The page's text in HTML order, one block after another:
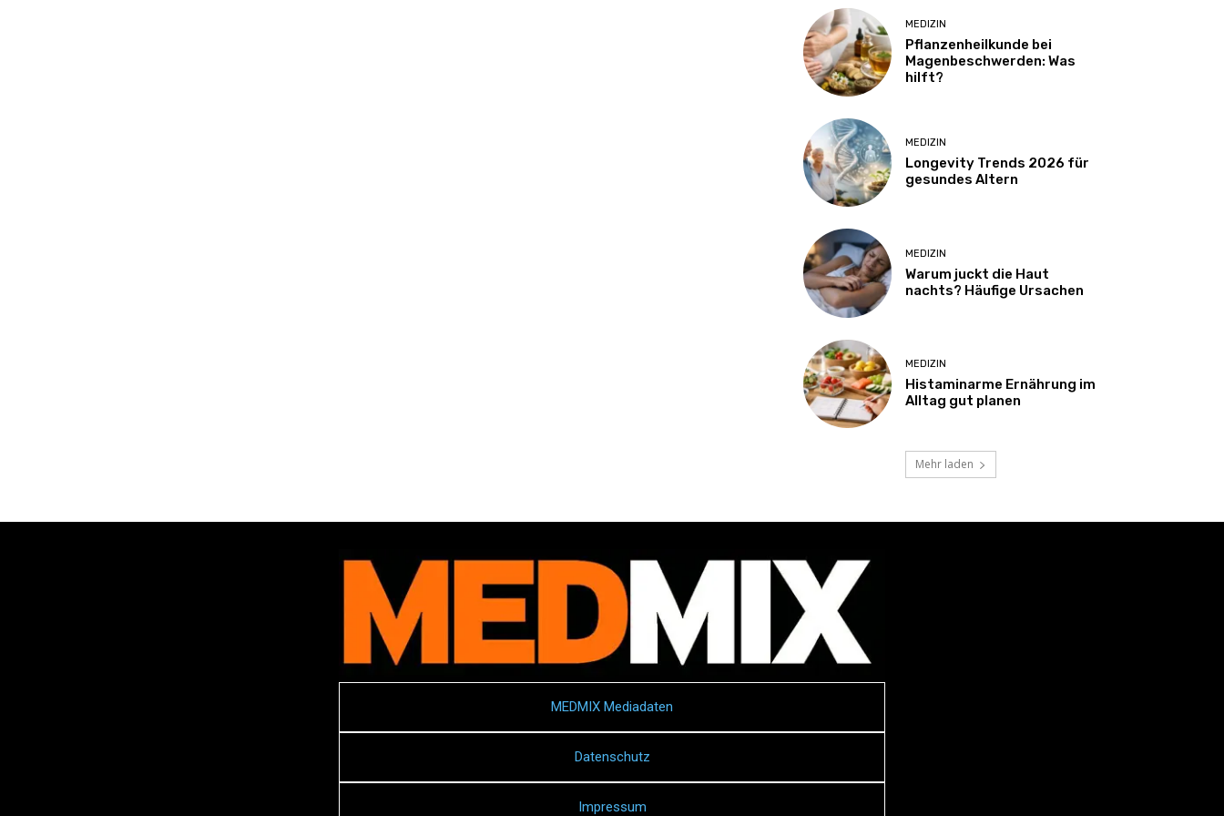
MEDIZIN
Pflanzenheilkunde bei
Magenbeschwerden: Was
hilft?
MEDIZIN
Longevity Trends 2026 für
gesundes Altern
MEDIZIN
Warum juckt die Haut
nachts? Häufige Ursachen
MEDIZIN
Histaminarme Ernährung im
Alltag gut planen
Mehr laden
MEDMIX Mediadaten
Datenschutz
Impressum